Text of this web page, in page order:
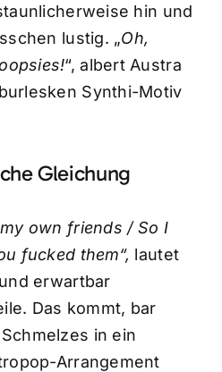
hin und
lustig. „Oh,
“, albert Austra
Synthi-Motiv
Gleichung
own friends / So I
fucked them“, lautet
erwartbar
Das kommt, bar
in ein
Arrangement